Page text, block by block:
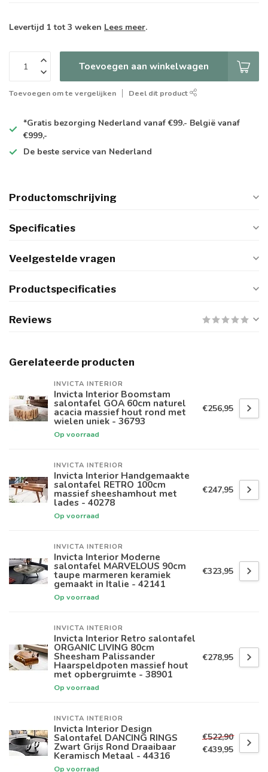
Levertijd 1 tot 3 weken Lees meer.
Toevoegen aan winkelwagen
Toevoegen om te vergelijken Deel dit product
*Gratis bezorging Nederland vanaf €99.- België vanaf
€999,-
De beste service van Nederland
Productomschrijving
Specificaties
Veelgestelde vragen
Productspecificaties
Reviews
Gerelateerde producten
INVICTA INTERIOR
Invicta Interior Boomstam
salontafel GOA 60cm naturel
acacia massief hout rond met
wielen uniek - 36793
Op voorraad
€256,95
INVICTA INTERIOR
Invicta Interior Handgemaakte
salontafel RETRO 100cm
massief sheeshamhout met
lades - 40278
Op voorraad
€247,95
INVICTA INTERIOR
Invicta Interior Moderne
salontafel MARVELOUS 90cm
taupe marmeren keramiek
gemaakt in Italie - 42141
Op voorraad
€323,95
INVICTA INTERIOR
Invicta Interior Retro salontafel
ORGANIC LIVING 80cm
Sheesham Palissander
Haarspeldpoten massief hout
met opbergruimte - 38901
Op voorraad
€278,95
INVICTA INTERIOR
Invicta Interior Design
Salontafel DANCING RINGS
Zwart Grijs Rond Draaibaar
Keramisch Metaal - 44316
Op voorraad
€522,90
€439,95